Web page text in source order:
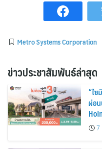
Metro Systems Corporation
ข่าวประชาสัมพันธ์ล่าสุด
“ไซ
ผ่อน
ส่ว
2569
7